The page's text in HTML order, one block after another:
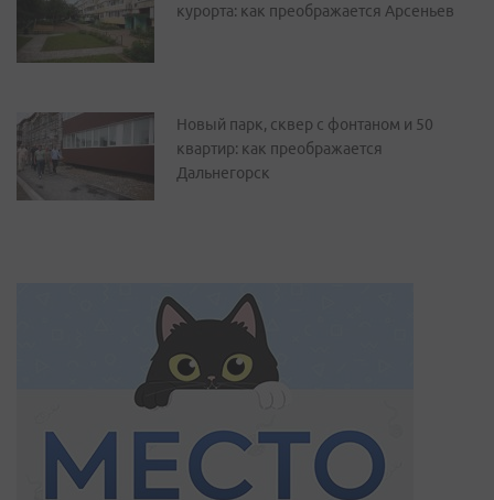
курорта: как преображается Арсеньев
Новый парк, сквер с фонтаном и 50
квартир: как преображается
Дальнегорск